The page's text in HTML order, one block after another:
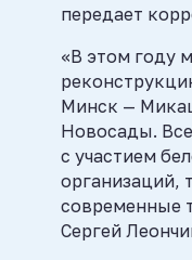
передает
«В этом году
Минск —
Новосады.
с участием
организаций,
современные
Сергей